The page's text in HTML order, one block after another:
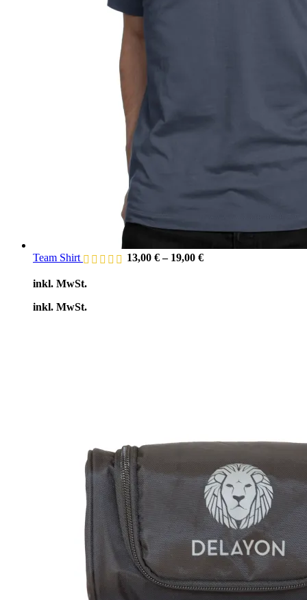
Team Shirt 13,00 €– 19,00 €
inkl. MwSt.
inkl. MwSt.